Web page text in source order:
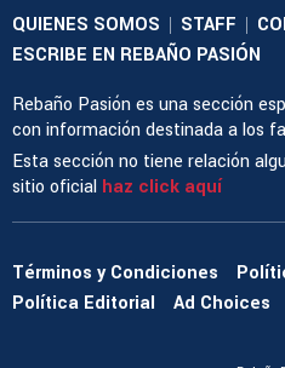
QUIENES SOMOS | STAFF |
ESCRIBE EN REBAÑO PASIÓN
Rebaño Pasión es una sección
con información destinada a los
Esta sección no tiene relación
sitio oficial haz click aquí
Términos y Condiciones
Política Editorial
Ad Choices